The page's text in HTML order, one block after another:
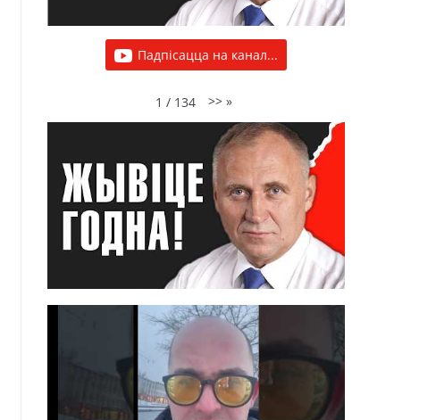
Падпісацца на канал...
1 / 134 >> »